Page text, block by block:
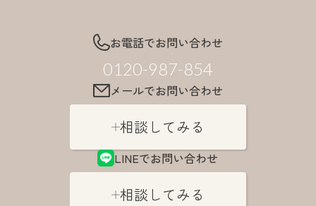
お電話でお問い合わせ
0120-987-854
メールでお問い合わせ
相談してみる
LINEでお問い合わせ
相談してみる